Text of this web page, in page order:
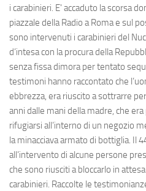
i carabinieri. E' accaduto la scorsa
piazzale della Radio a Roma e sul
sono intervenuti i carabinieri del
d’intesa con la procura della
senza fissa dimora per tentato
testimoni hanno raccontato che
ebbrezza, era riuscito a sottrarre
anni dalle mani della madre, che
rifugiarsi all’interno di un negozio
la minacciava armato di bottiglia. Il
all’intervento di alcune persone
che sono riusciti a bloccarlo in
carabinieri. Raccolte le